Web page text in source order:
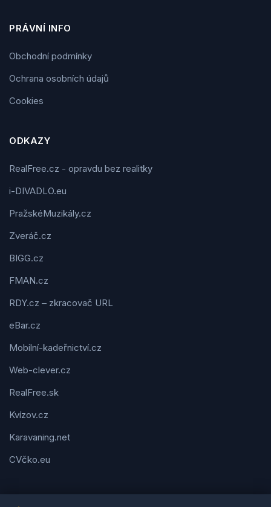
PRÁVNÍ INFO
Obchodní podmínky
Ochrana osobních údajů
Cookies
ODKAZY
RealFree.cz - opravdu bez realitky
i-DIVADLO.eu
PražskéMuzikály.cz
Zveráč.cz
BIGG.cz
FMAN.cz
RDY.cz – zkracovač URL
eBar.cz
Mobilní-kadeřnictví.cz
Web-clever.cz
RealFree.sk
Kvízov.cz
Karavaning.net
CVčko.eu